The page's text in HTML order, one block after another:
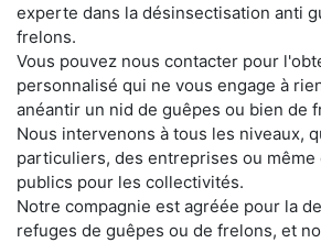
experte dans la désinsectisation anti
frelons.
Vous pouvez nous contacter pour
personnalisé qui ne vous engage à
anéantir un nid de guêpes ou bien de
Nous intervenons à tous les niveaux,
particuliers, des entreprises ou même
publics pour les collectivités.
Notre compagnie est agréée pour la
refuges de guêpes ou de frelons, et